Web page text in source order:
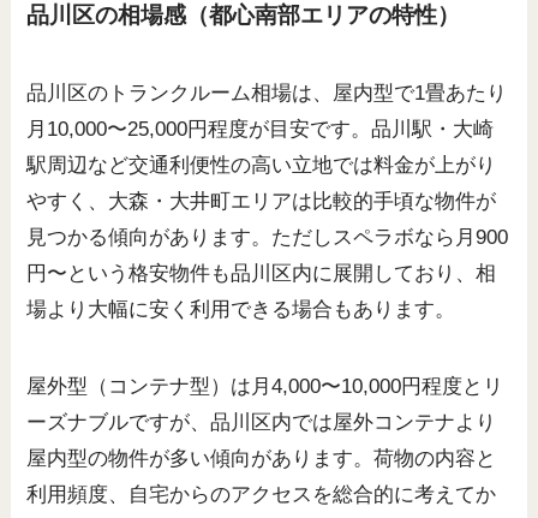
品川区の相場感（都心南部エリアの特性）
品川区のトランクルーム相場は、屋内型で1畳あたり
月10,000〜25,000円程度が目安です。品川駅・大崎
駅周辺など交通利便性の高い立地では料金が上がり
やすく、大森・大井町エリアは比較的手頃な物件が
見つかる傾向があります。ただしスペラボなら月900
円〜という格安物件も品川区内に展開しており、相
場より大幅に安く利用できる場合もあります。
屋外型（コンテナ型）は月4,000〜10,000円程度とリ
ーズナブルですが、品川区内では屋外コンテナより
屋内型の物件が多い傾向があります。荷物の内容と
利用頻度、自宅からのアクセスを総合的に考えてか